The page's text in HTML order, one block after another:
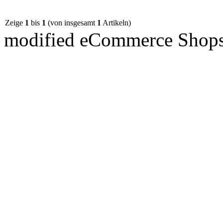
Zeige 1 bis 1 (von insgesamt 1 Artikeln)
modified eCommerce